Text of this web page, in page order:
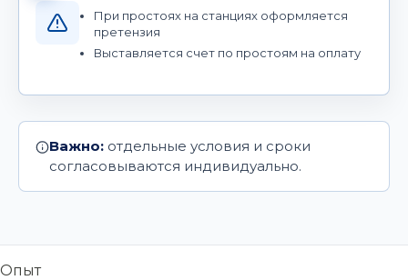
При простоях на станциях оформляется
претензия
Выставляется счет по простоям на оплату
Важно: отдельные условия и сроки
согласовываются индивидуально.
Опыт